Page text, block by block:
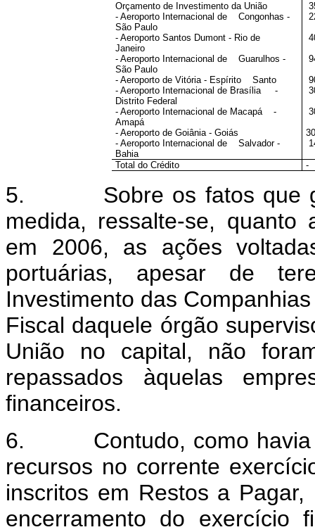
Orçamento de Investimento da União
- Aeroporto Internacional de Congonhas -
São Paulo
- Aeroporto Santos Dumont - Rio de
Janeiro
- Aeroporto Internacional de Guarulhos -
São Paulo
- Aeroporto de Vitória - Espírito Santo
- Aeroporto Internacional de Brasília -
Distrito Federal
- Aeroporto Internacional de Macapá -
Amapá
- Aeroporto de Goiânia - Goiás
- Aeroporto Internacional de Salvador -
Bahia
Total do Crédito -
5. Sobre os fatos que
medida, ressalte-se, quanto
em 2006, as ações
portuárias, apesar de
Investimento das
Fiscal daquele órgão
União no capital, não
repassados àquelas
financeiros.
6. Contudo, como havia a
recursos no corrente
inscritos em Restos a
encerramento do exercício